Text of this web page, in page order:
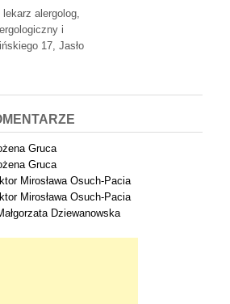
lekarz alergolog,
i
17, Jasło
Gruca
Gruca
Mirosława Osuch-Pacia
Mirosława Osuch-Pacia
Dziewanowska